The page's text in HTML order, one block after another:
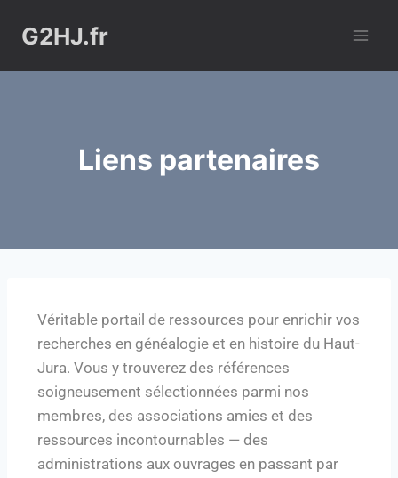
G2HJ.fr
Liens partenaires
Véritable portail de ressources pour enrichir vos
recherches en généalogie et en histoire du Haut-
Jura. Vous y trouverez des références
soigneusement sélectionnées parmi nos
membres, des associations amies et des
ressources incontournables — des
administrations aux ouvrages en passant par